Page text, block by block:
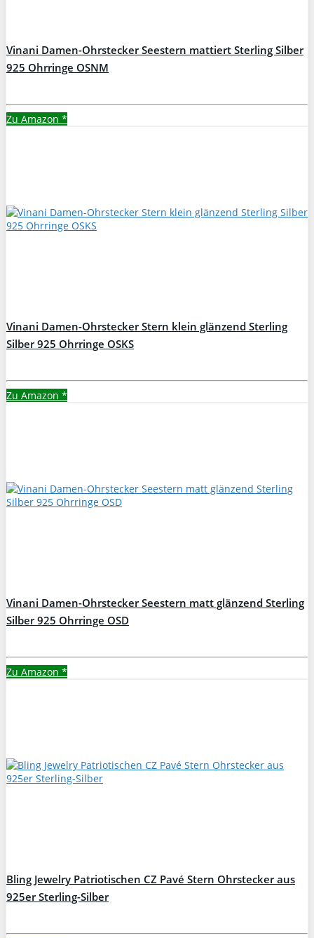
Vinani Damen-Ohrstecker Seestern mattiert Sterling Silber
925 Ohrringe OSNM
Zu Amazon *
Vinani Damen-Ohrstecker Stern klein glänzend Sterling
Silber 925 Ohrringe OSKS
Zu Amazon *
Vinani Damen-Ohrstecker Seestern matt glänzend Sterling
Silber 925 Ohrringe OSD
Zu Amazon *
Bling Jewelry Patriotischen CZ Pavé Stern Ohrstecker aus
925er Sterling-Silber